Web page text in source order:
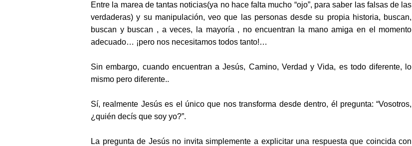
Entre la marea de tantas noticias(ya no hace falta mucho “ojo”, para saber las falsas de las
verdaderas) y su manipulación, veo que las personas desde su propia historia, buscan,
buscan y buscan , a veces, la mayoría , no encuentran la mano amiga en el momento
adecuado… ¡pero nos necesitamos todos tanto!…
Sin embargo, cuando encuentran a Jesús, Camino, Verdad y Vida, es todo diferente, lo
mismo pero diferente..
Sí, realmente Jesús es el único que nos transforma desde dentro, él pregunta: “Vosotros,
¿quién decís que soy yo?”.
La pregunta de Jesús no invita simplemente a explicitar una respuesta que coincida con